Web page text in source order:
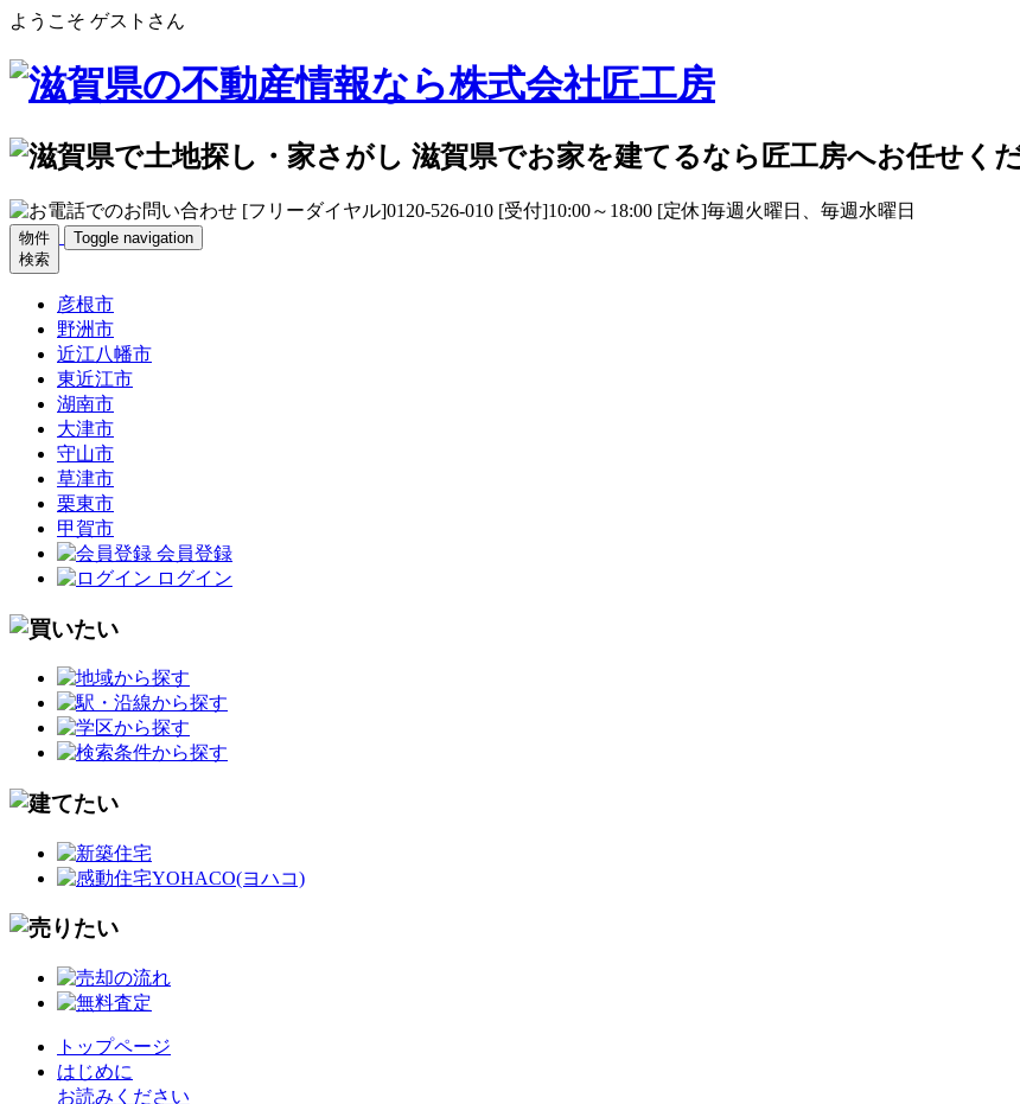
ようこそ ゲストさん
物件
検索
Toggle navigation
彦根市
野洲市
近江八幡市
東近江市
湖南市
大津市
守山市
草津市
栗東市
甲賀市
会員登録
ログイン
トップページ
はじめに
お読みください